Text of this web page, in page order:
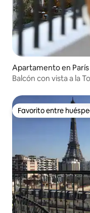
Apartamento en París
Balcón con vista a la
Favorito entre
Favorito entre